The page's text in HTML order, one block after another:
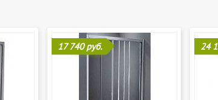
17 740 руб. 24